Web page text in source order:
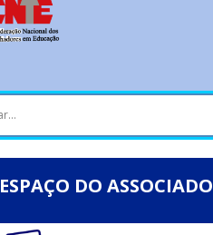
ESPAÇO DO ASSOCIADO